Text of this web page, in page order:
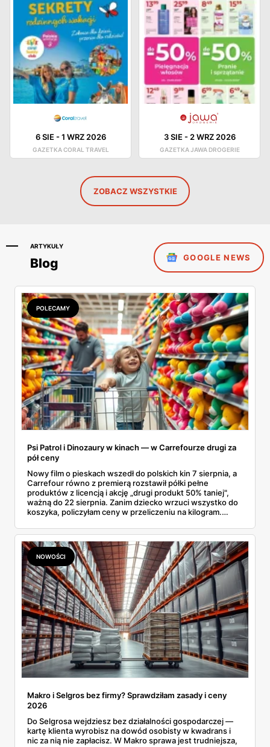
6 SIE -1 WRZ 2026
GAZETKA CORAL TRAVEL
3 SIE - 2 WRZ 2026
GAZETKA JAWA DROGERIE
ZOBACZ WSZYSTKIE
ARTYKUŁY
Blog GOOGLE NEWS
POLECAMY
Psi Patrol i Dinozaury w kinach — w Carrefourze drugi za
pół ceny
Nowy film o pieskach wszedł do polskich kin 7 sierpnia, a
Carrefour równo z premierą rozstawił półki pełne
produktów z licencją i akcję „drugi produkt 50% taniej",
ważną do 22 sierpnia. Zanim dziecko wrzuci wszystko do
koszyka, policzyłam ceny w przeliczeniu na kilogram.
prawie 140 zł za kilogram, ale lody do mrożenia i rurki
waflowe bronią się nawet bez rabatu.
NOWOŚCI
Makro i Selgros bez firmy? Sprawdziłam zasady i ceny
2026
Do Selgrosa wejdziesz bez działalności gospodarczej —
kartę klienta wyrobisz na dowód osobisty w kwadrans i
nic za nią nie zapłacisz. W Makro sprawa jest trudniejsza,